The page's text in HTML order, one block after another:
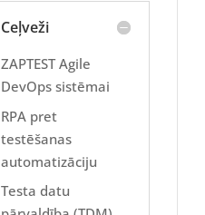
Ceļveži
ZAPTEST Agile
DevOps sistēmai
RPA pret
testēšanas
automatizāciju
Testa datu